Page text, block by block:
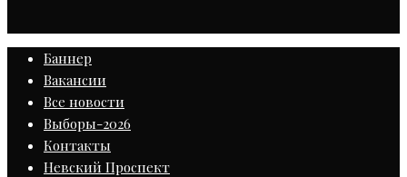
Баннер
Вакансии
Все новости
Выборы-2026
Контакты
Невский Проспект